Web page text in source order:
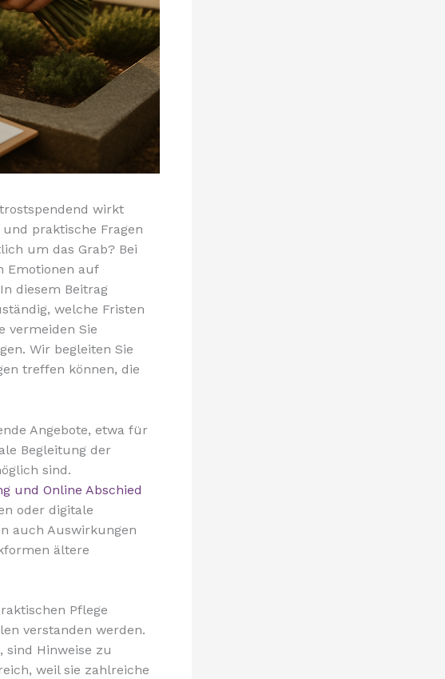
wirkt
praktische Fragen
um das Grab? Bei
Emotionen auf
diesem Beitrag
welche Fristen
vermeiden Sie
Wir begleiten Sie
treffen können, die
Angebote, etwa für
Begleitung der
sind.
und Online Abschied
oder digitale
auch Auswirkungen
ältere
Pflege
verstanden werden.
sind Hinweise zu
weil sie zahlreiche